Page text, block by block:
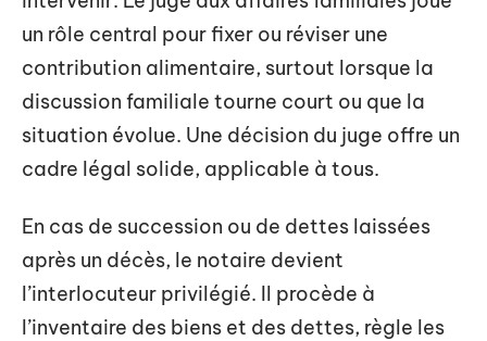
un rôle central pour fixer ou réviser une
contribution alimentaire, surtout lorsque la
discussion familiale tourne court ou que la
situation évolue. Une décision du juge offre un
cadre légal solide, applicable à tous.
En cas de succession ou de dettes laissées
après un décès, le notaire devient
l’interlocuteur privilégié. Il procède à
l’inventaire des biens et des dettes, règle les